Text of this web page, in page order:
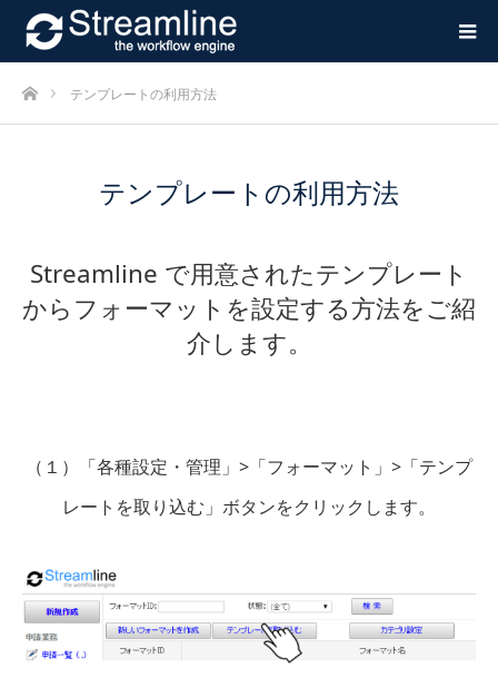
ホームテンプレートの利用方法
テンプレートの利用方法
Streamline で用意されたテンプレート
からフォーマットを設定する方法をご紹
介します。
（１）「各種設定・管理」>「フォーマット」>「テンプ
レートを取り込む」ボタンをクリックします。